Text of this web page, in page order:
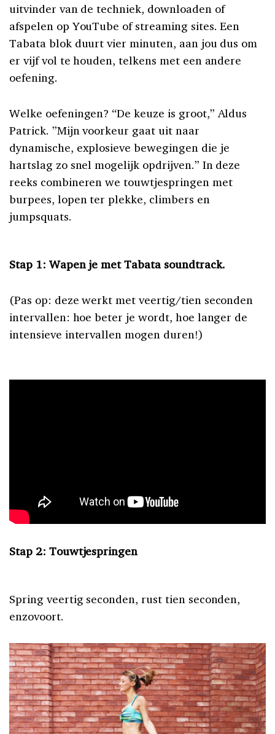
uitvinder van de techniek, downloaden of
afspelen op YouTube of streaming sites. Een
Tabata blok duurt vier minuten, aan jou dus om
er vijf vol te houden, telkens met een andere
oefening.
Welke oefeningen? “De keuze is groot,” Aldus
Patrick. ”Mijn voorkeur gaat uit naar
dynamische, explosieve bewegingen die je
hartslag zo snel mogelijk opdrijven.” In deze
reeks combineren we touwtjespringen met
burpees, lopen ter plekke, climbers en
jumpsquats.
Stap 1: Wapen je met Tabata soundtrack.
(Pas op: deze werkt met veertig/tien seconden
intervallen: hoe beter je wordt, hoe langer de
intensieve intervallen mogen duren!)
Stap 2: Touwtjespringen
Spring veertig seconden, rust tien seconden,
enzovoort.